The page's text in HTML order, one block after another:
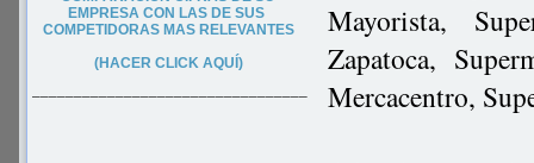
EMPRESA CON LAS DE SUS
COMPETIDORAS MAS RELEVANTES
(HACER CLICK AQUÍ)
–––––––––––––––––––––––––––––––––
Mayorista,
Zapatoca,
Mercacentro,